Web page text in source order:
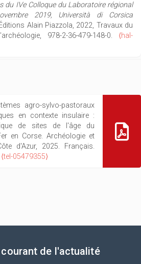
du IVe Colloque du Laboratoire régional
2019, Università di Corsica
Alain Piazzola, 2022, Travaux du
978-2-36-479-148-0. ⟨hal-
agro-sylvo-pastoraux
en contexte insulaire :
de sites de l'âge du
en Corse. Archéologie et
d'Azur, 2025. Français.
⟨tel-05479355⟩
de l'actualité